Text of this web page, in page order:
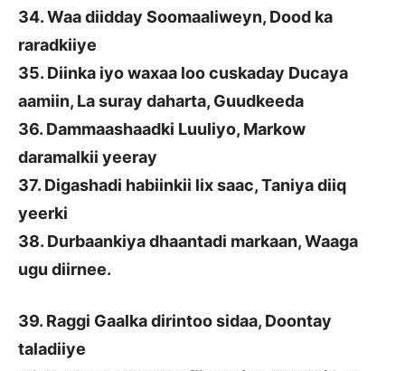
34. Waa diidday Soomaaliweyn, Dood ka
raradkiiye
35. Diinka iyo waxaa loo cuskaday Ducaya
aamiin, La suray daharta, Guudkeeda
36. Dammaashaadki Luuliyo, Markow
daramalkii yeeray
37. Digashadi habiinkii lix saac, Taniya diiq
yeerki
38. Durbaankiya dhaantadi markaan, Waaga
ugu diirnee.
39. Raggi Gaalka dirintoo sidaa, Doontay
taladiiye